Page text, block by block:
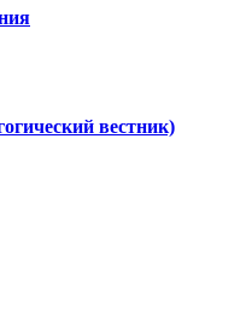
вестник)